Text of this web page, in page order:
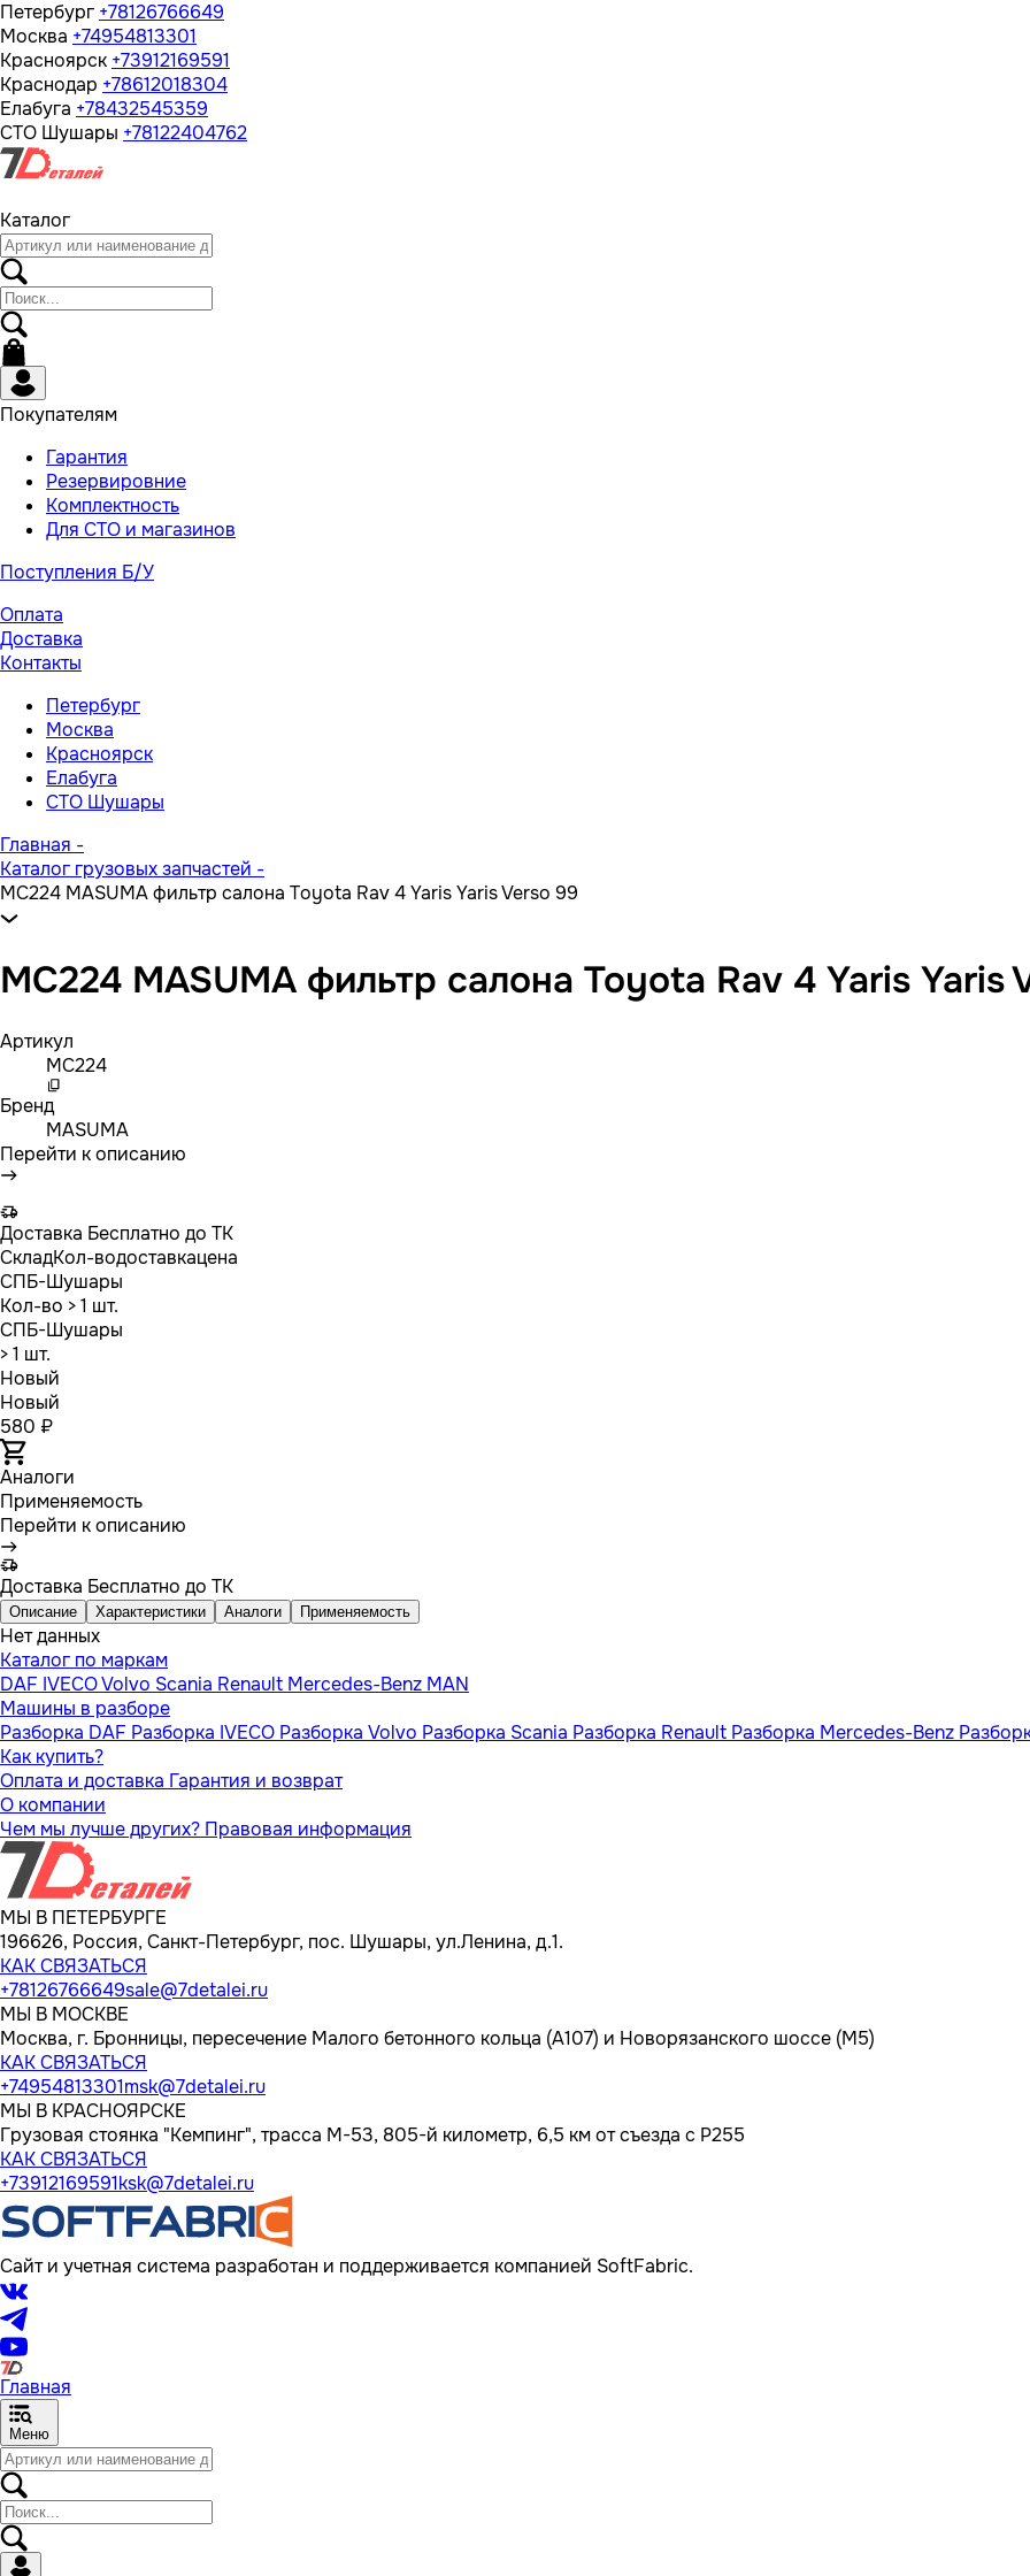
Петербург +78126766649
Москва +74954813301
Красноярск +73912169591
Краснодар +78612018304
Елабуга +78432545359
СТО Шушары +78122404762
Каталог
Покупателям
Гарантия
Резервировние
Комплектность
Для СТО и магазинов
Поступления Б/У
Оплата
Доставка
Контакты
Петербург
Москва
Красноярск
Елабуга
СТО Шушары
Главная -
Каталог грузовых запчастей -
MC224 MASUMA фильтр салона Toyota Rav 4 Yaris Yaris Verso 99
MC224 MASUMA фильтр салона Toyota Rav 4 Yaris Yaris
Артикул
MC224
Бренд
MASUMA
Перейти к описанию
Доставка Бесплатно до ТК
СкладКол-водоставкацена
СПБ-Шушары
Кол-во > 1 шт.
СПБ-Шушары
> 1 шт.
Новый
Новый
580 ₽
Аналоги
Применяемость
Перейти к описанию
Доставка Бесплатно до ТК
Описание Характеристики Аналоги Применяемость
Нет данных
Каталог по маркам
DAF IVECOVolvo Scania Renault Mercedes-Benz MAN
Машины в разборе
Разборка DAF Разборка IVECO Разборка Volvo Разборка Scania Разборка Renault Разборка Mercedes-Benz
Как купить?
Оплата и доставка Гарантия и возврат
О компании
Чем мы лучше других? Правовая информация
МЫ В ПЕТЕРБУРГЕ
196626, Россия, Санкт-Петербург, пос. Шушары, ул.Ленина, д.1.
КАК СВЯЗАТЬСЯ
+78126766649sale@7detalei.ru
МЫ В МОСКВЕ
Москва, г. Бронницы, пересечение Малого бетонного кольца (А107) и Новорязанского шоссе (М5)
КАК СВЯЗАТЬСЯ
+74954813301msk@7detalei.ru
МЫ В КРАСНОЯРСКЕ
Грузовая стоянка "Кемпинг", трасса M-53, 805-й километр, 6,5 км от съезда с Р255
КАК СВЯЗАТЬСЯ
+73912169591ksk@7detalei.ru
Сайт и учетная система разработан и поддерживается компанией SoftFabric.
Главная
Меню